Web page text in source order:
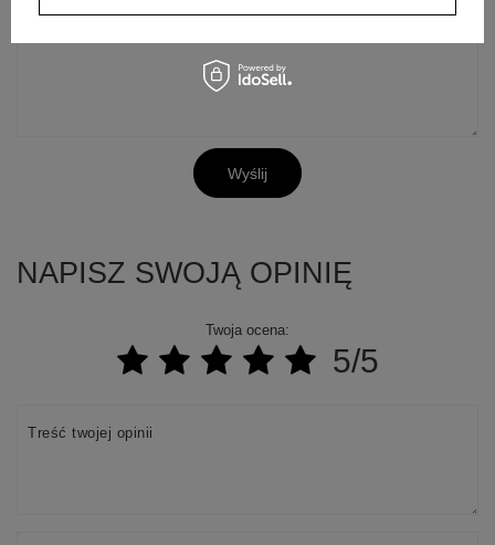
Wyślij
NAPISZ SWOJĄ OPINIĘ
Twoja ocena:
5/5
Treść twojej opinii